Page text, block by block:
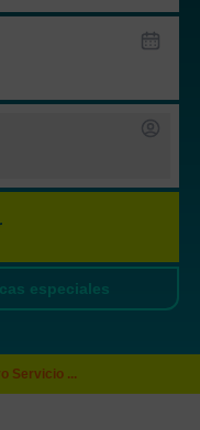
especiales
Servicio ...